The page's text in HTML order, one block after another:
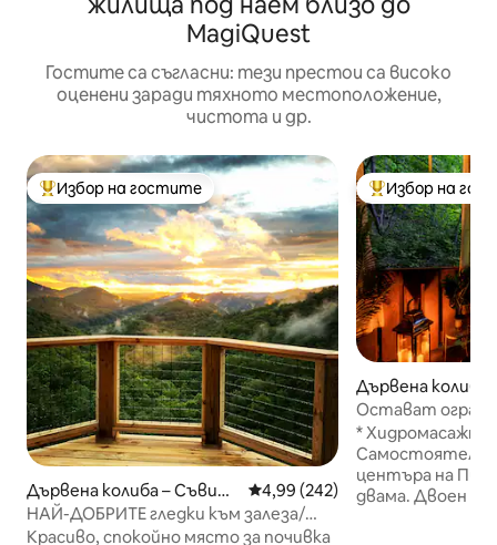
MagiQuest
Гостите са съгласни: тези престои са високо
оценени заради тяхното местоположение,
чистота и др.
Най-популярен избор на гостите
Избор на гостите
Дървена колиба – Съвиър
вил
Средна оценка: 4,99 от 5,
4,99 (242)
НАЙ-ДОБРИТЕ гледки към залеза/
романтика/масажен стол!
Красиво, спокойно място за почивка
Най-популярен
Избор на
Дървена колиба
ge
Остават
Най-високо
възрастни
* Хидромасажна
Самостоятелно * 2 минути
центъра на Пиджън
двама. Двоен